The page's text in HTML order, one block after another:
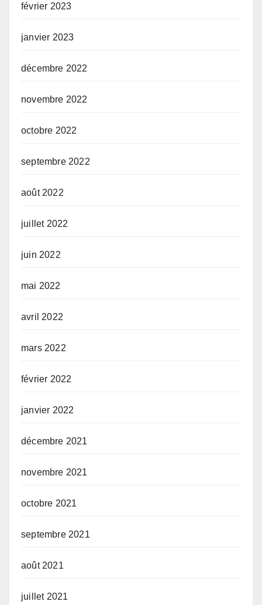
février 2023
janvier 2023
décembre 2022
novembre 2022
octobre 2022
septembre 2022
août 2022
juillet 2022
juin 2022
mai 2022
avril 2022
mars 2022
février 2022
janvier 2022
décembre 2021
novembre 2021
octobre 2021
septembre 2021
août 2021
juillet 2021